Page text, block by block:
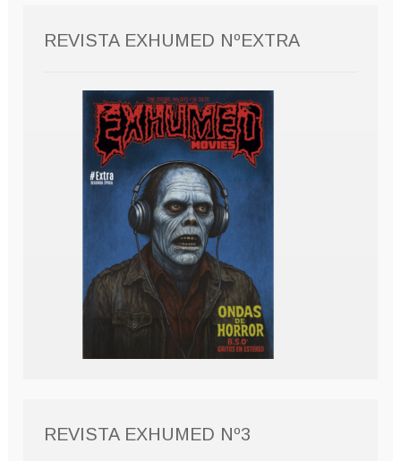
REVISTA EXHUMED NºEXTRA
REVISTA EXHUMED Nº3